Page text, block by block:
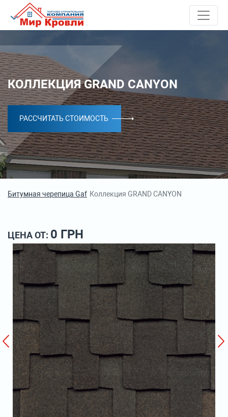
КОЛЛЕКЦИЯ GRAND CANYON
РАССЧИТАТЬ СТОИМОСТЬ
Битумная черепица Gaf Коллекция GRAND CANYON
ЦЕНА ОТ: 0 ГРН